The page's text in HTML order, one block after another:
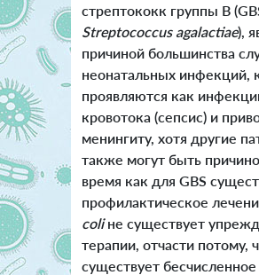
стрептококк группы B
Streptococcus agalactiae),
причиной большинства
неонатальных инфекций,
проявляются как
кровотока (сепсис) и
менингиту, хотя другие
также могут быть
время как для GBS
профилактическое
coliне существует
терапии, отчасти потому,
существует бесчисленное